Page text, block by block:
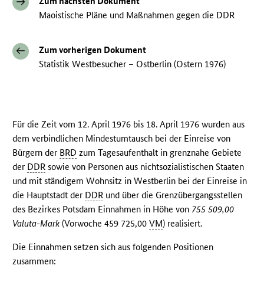
Maoistische Pläne und Maßnahmen gegen die DDR
Zum vorherigen Dokument
Statistik Westbesucher – Ostberlin (Ostern 1976)
Für die Zeit vom 12. April 1976 bis 18. April 1976 wurden aus
dem verbindlichen Mindestumtausch bei der Einreise von
Bürgern der BRD zum Tagesaufenthalt in grenznahe Gebiete
der DDR sowie von Personen aus nichtsozialistischen Staaten
und mit ständigem Wohnsitz in Westberlin bei der Einreise in
die Hauptstadt der DDR und über die Grenzübergangsstellen
des Bezirkes Potsdam Einnahmen in Höhe von 755 509,00
Valuta-Mark (Vorwoche 459 725,00VM) realisiert.
Die Einnahmen setzen sich aus folgenden Positionen
zusammen: